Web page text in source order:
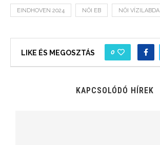
EINDHOVEN 2024 NŐI EB NŐI VÍZILABDA
LIKE ÉS MEGOSZTÁS 0
KAPCSOLÓDÓ HÍREK